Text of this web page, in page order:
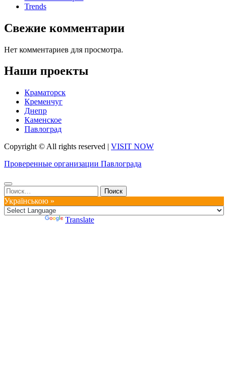
Trends
Свежие комментарии
Нет комментариев для просмотра.
Наши проекты
Краматорск
Кременчуг
Днепр
Каменское
Павлоград
Copyright © All rights reserved | VISIT NOW
Проверенные организации Павлограда
Найти:
Українською »
Translate